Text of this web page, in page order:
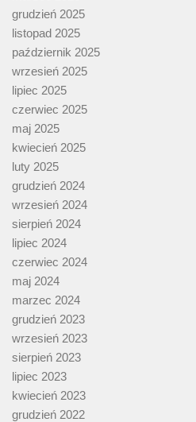
grudzień 2025
listopad 2025
październik 2025
wrzesień 2025
lipiec 2025
czerwiec 2025
maj 2025
kwiecień 2025
luty 2025
grudzień 2024
wrzesień 2024
sierpień 2024
lipiec 2024
czerwiec 2024
maj 2024
marzec 2024
grudzień 2023
wrzesień 2023
sierpień 2023
lipiec 2023
kwiecień 2023
grudzień 2022